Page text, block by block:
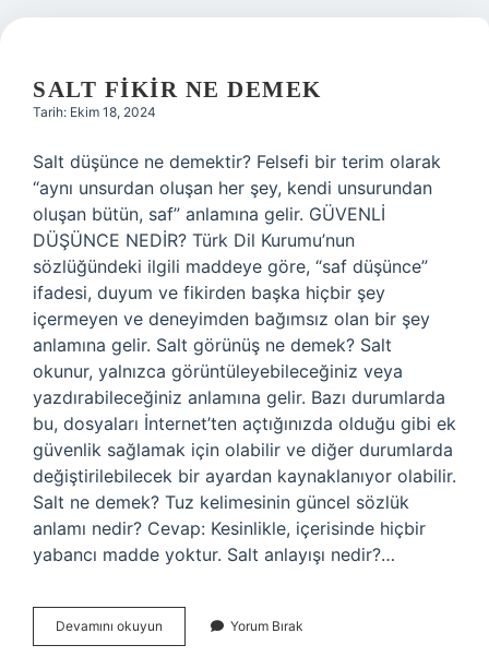
SALT FIKIR NE DEMEK
Tarih: Ekim 18, 2024
Salt düşünce ne demektir? Felsefi bir terim olarak
“aynı unsurdan oluşan her şey, kendi unsurundan
oluşan bütün, saf” anlamına gelir. GÜVENLİ
DÜŞÜNCE NEDİR? Türk Dil Kurumu’nun
sözlüğündeki ilgili maddeye göre, “saf düşünce”
ifadesi, duyum ve fikirden başka hiçbir şey
içermeyen ve deneyimden bağımsız olan bir şey
anlamına gelir. Salt görünüş ne demek? Salt
okunur, yalnızca görüntüleyebileceğiniz veya
yazdırabileceğiniz anlamına gelir. Bazı durumlarda
bu, dosyaları İnternet’ten açtığınızda olduğu gibi ek
güvenlik sağlamak için olabilir ve diğer durumlarda
değiştirilebilecek bir ayardan kaynaklanıyor olabilir.
Salt ne demek? Tuz kelimesinin güncel sözlük
anlamı nedir? Cevap: Kesinlikle, içerisinde hiçbir
yabancı madde yoktur. Salt anlayışı nedir?…
Devamını okuyun
Fikir
Yorum Bırak